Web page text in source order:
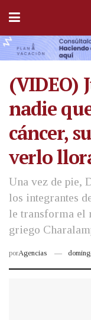
(VIDEO)
nadie
cáncer,
verlo
Una vez de pie,
los integrantes
le transforma el
griego
porAgencias